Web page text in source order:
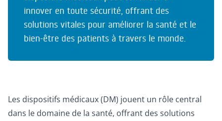
innover en toute sécurité, offrant des
solutions vitales pour améliorer la santé et le
bien-être des patients à travers le monde.
Les dispositifs médicaux (DM) jouent un rôle central
dans le domaine de la santé, offrant des solutions